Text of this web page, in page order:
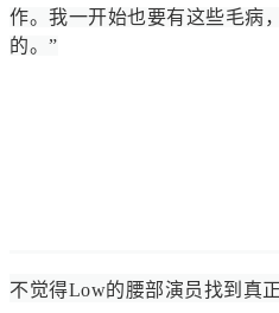
作。我一开始也要有这些毛病
的。”
不觉得Low的腰部演员找到真